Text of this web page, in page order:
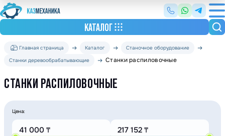
КАТАЛОГ
Главная страница Каталог
Станочное оборудование
Станки деревообрабатывающие
Станки распиловочные
СТАНКИ РАСПИЛОВОЧНЫЕ
Цена: